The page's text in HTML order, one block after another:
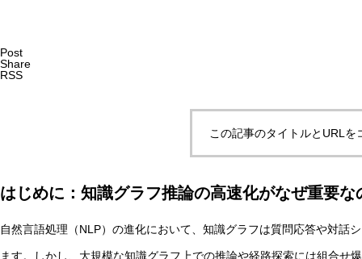
実験哲学とは？「直観の可塑性」研究からわかる哲学的判
Post
Share
RSS
この記事のタイトルとURLを
はじめに：知識グラフ推論の高速化がなぜ重要な
自然言語処理（NLP）の進化において、知識グラフは質問応答や対話
ます。しかし、大規模な知識グラフ上での推論や経路探索には組合せ